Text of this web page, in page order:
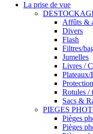
La prise de vue
Affûts &
Divers
Flash
Filtres/
Jumelles
Livres /
Plateaux/
Rotules /
Sacs &
PIEGES
Pièges
Pièges